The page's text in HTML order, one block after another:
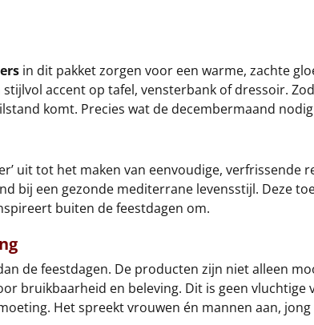
in dit pakket zorgen voor een warme, zachte
accent op tafel, vensterbank of dressoir.
komt. Precies wat de decembermaand
uit tot het maken van eenvoudige,
bij een gezonde mediterrane levensstijl. Deze
buiten de feestdagen om.
de feestdagen. De producten zijn niet alleen
bruikbaarheid en beleving. Dit is geen
Het spreekt vrouwen én mannen aan,